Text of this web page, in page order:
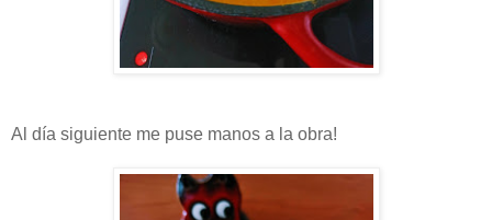
Al día siguiente me puse manos a la obra!